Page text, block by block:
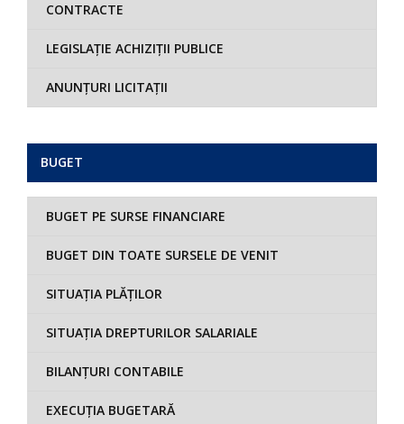
CONTRACTE
LEGISLAȚIE ACHIZIȚII PUBLICE
ANUNȚURI LICITAȚII
BUGET
BUGET PE SURSE FINANCIARE
BUGET DIN TOATE SURSELE DE VENIT
SITUAȚIA PLĂȚILOR
SITUAȚIA DREPTURILOR SALARIALE
BILANȚURI CONTABILE
EXECUȚIA BUGETARĂ